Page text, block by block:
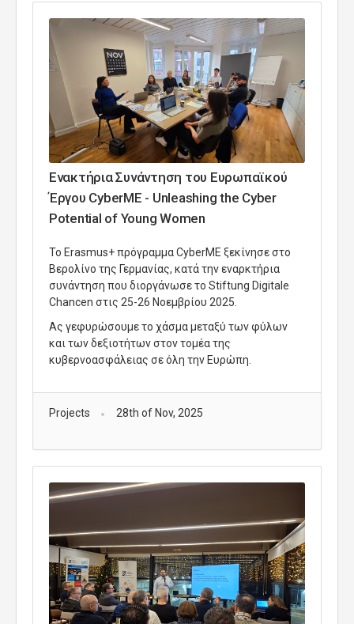
Ενακτήρια Συνάντηση του Ευρωπαϊκού
Έργου CyberME - Unleashing the Cyber
Potential of Young Women
Το Erasmus+ πρόγραμμα CyberME ξεκίνησε στο
Βερολίνο της Γερμανίας, κατά την εναρκτήρια
συνάντηση που διοργάνωσε το Stiftung Digitale
Chancen στις 25-26 Νοεμβρίου 2025.
Ας γεφυρώσουμε το χάσμα μεταξύ των φύλων
και των δεξιοτήτων στον τομέα της
κυβερνοασφάλειας σε όλη την Ευρώπη.
Projects 28th of Nov, 2025